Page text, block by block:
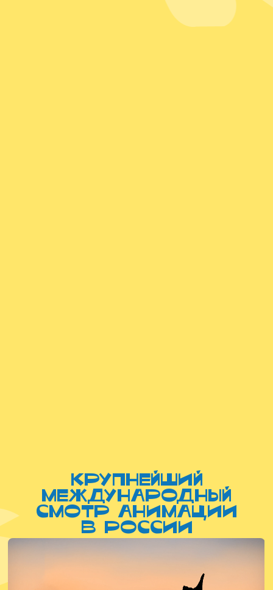
крупнейший
международный
смотр анимации
в россии